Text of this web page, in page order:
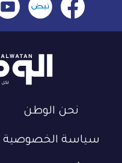
نحن الوطن
سياسة الخصوصية